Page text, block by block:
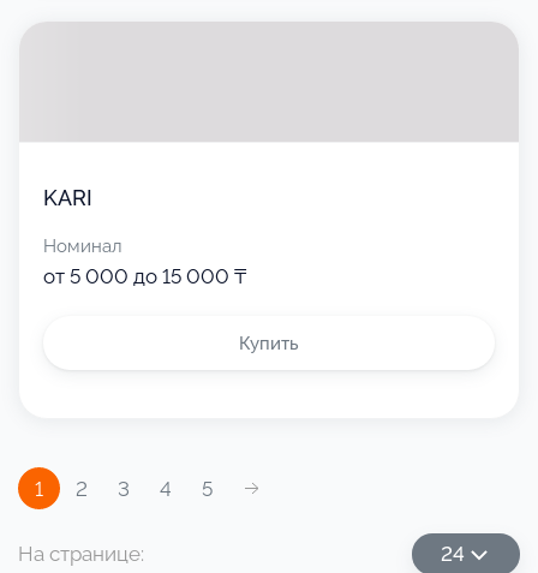
KARI
Номинал
от 5 000 до 15 000 ₸
Купить
1 2 3 4 5
На странице: 24